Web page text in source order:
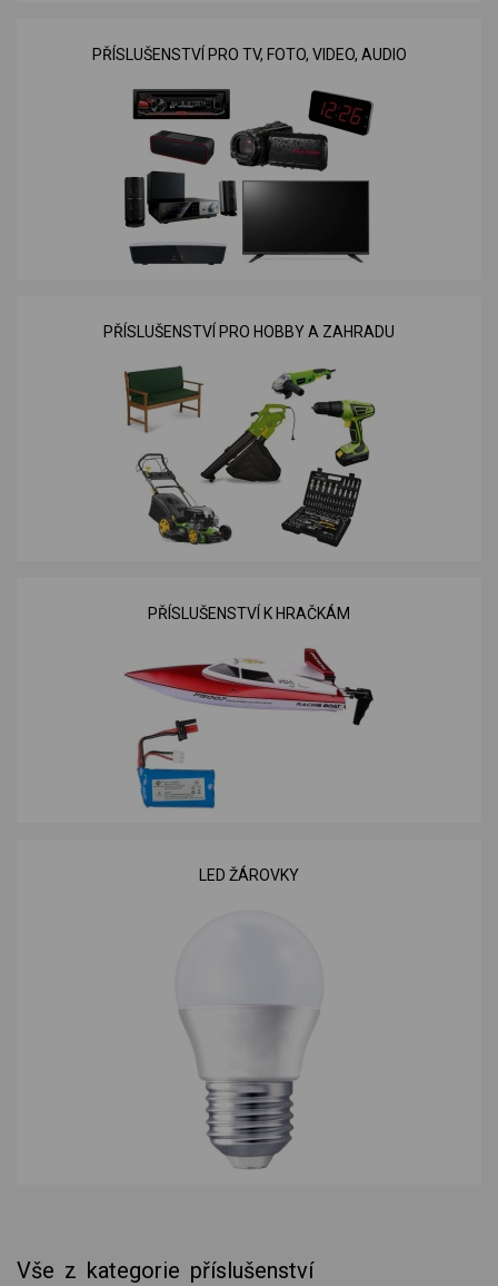
PŘÍSLUŠENSTVÍ PRO TV, FOTO, VIDEO, AUDIO
PŘÍSLUŠENSTVÍ PRO HOBBY A ZAHRADU
PŘÍSLUŠENSTVÍ K HRAČKÁM
LED ŽÁROVKY
Vše z kategorie příslušenství